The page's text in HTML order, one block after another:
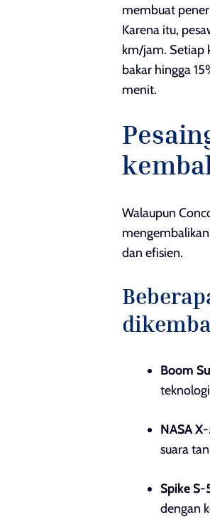
membuat
Karena itu,
km/jam. Setiap
bakar hingga
menit.
Walaupun
dan efisien.
Boom
NASA
suara
Spike S-
dengan